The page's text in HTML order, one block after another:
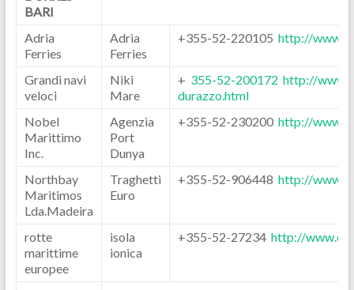
BARI
Adria
Ferries
Adria
Ferries
+355-52-220105 http://
Grandi navi
veloci
Niki
Mare
+ 355-52-200172 http://
durazzo.html
Nobel
Marittimo
Inc.
Agenzia
Port
Dunya
+355-52-230200 http://
Northbay
Maritimos
Lda.Madeira
Traghetti
Euro
+355-52-906448 http://
rotte
marittime
europee
isola
ionica
+355-52-27234 http://